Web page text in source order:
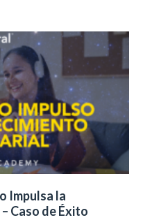
Impulsa la
Caso de Éxito